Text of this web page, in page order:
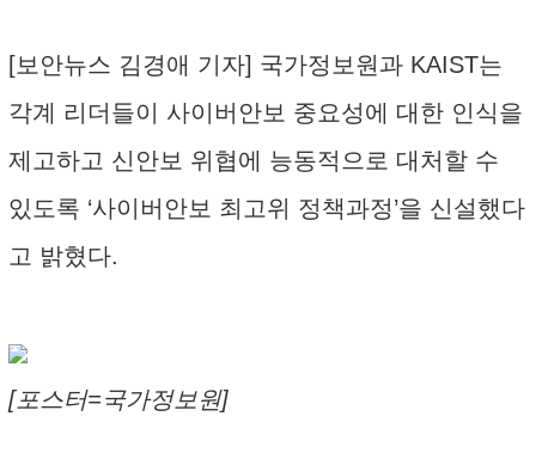
[보안뉴스 김경애 기자] 국가정보원과 KAIST는
각계 리더들이 사이버안보 중요성에 대한 인식을
제고하고 신안보 위협에 능동적으로 대처할 수
있도록 ‘사이버안보 최고위 정책과정’을 신설했다
고 밝혔다.
[포스터=국가정보원]